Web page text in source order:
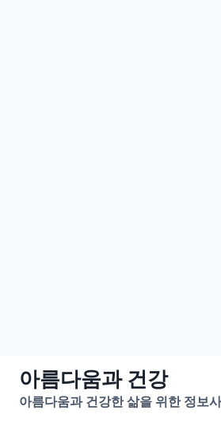
Skip아름다움과 건강
아름다움과 건강한 삶을 위한 정보